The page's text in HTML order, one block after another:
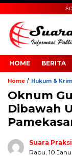
HOME BERITA
Home / Hukum &
Oknum
Dibawah
Suara Praksi
Rabu, 10